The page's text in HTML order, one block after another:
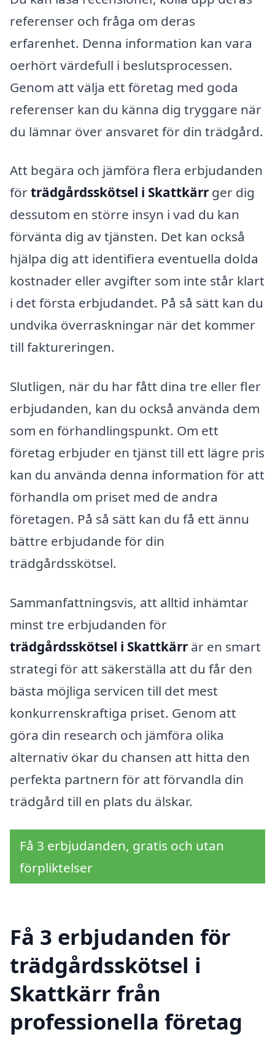
referenser och fråga om deras
erfarenhet. Denna information kan vara
oerhört värdefull i beslutsprocessen.
Genom att välja ett företag med goda
referenser kan du känna dig tryggare när
du lämnar över ansvaret för din trädgård.
Att begära och jämföra flera erbjudanden
förträdgårdsskötsel i Skattkärr ger dig
dessutom en större insyn i vad du kan
förvänta dig av tjänsten. Det kan också
hjälpa dig att identifiera eventuella dolda
kostnader eller avgifter som inte står klart
i det första erbjudandet. På så sätt kan du
undvika överraskningar när det kommer
till faktureringen.
Slutligen, när du har fått dina tre eller fler
erbjudanden, kan du också använda dem
som en förhandlingspunkt. Om ett
företag erbjuder en tjänst till ett lägre pris
kan du använda denna information för att
förhandla om priset med de andra
företagen. På så sätt kan du få ett ännu
bättre erbjudande för din
trädgårdsskötsel.
Sammanfattningsvis, att alltid inhämtar
minst tre erbjudanden för
trädgårdsskötsel i Skattkärr är en smart
strategi för att säkerställa att du får den
bästa möjliga servicen till det mest
konkurrenskraftiga priset. Genom att
göra din research och jämföra olika
alternativ ökar du chansen att hitta den
perfekta partnern för att förvandla din
trädgård till en plats du älskar.
Få 3 erbjudanden, gratis och utan
förpliktelser
Få 3 erbjudanden för
trädgårdsskötsel i
Skattkärr från
professionella företag